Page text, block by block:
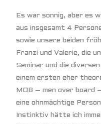
Es war sonnig, aber es
aus insgesamt 4
sowie unsere beiden
Franzi und Valerie, die
Seminar und die
einem ersten eher
MOB – men over board
eine ohnmächtige
Instinktiv hätte ich